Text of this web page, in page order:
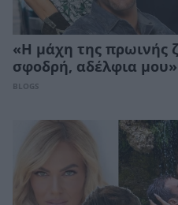
«Η μάχη της πρωινής
σφοδρή, αδέλφια μου»
BLOGS